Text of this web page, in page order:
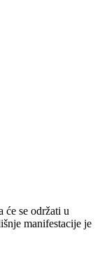
će se održati u
manifestacije je